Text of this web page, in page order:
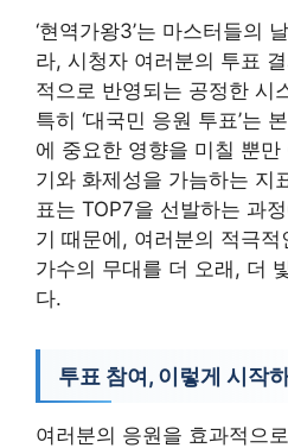
‘현역가왕3’는 마스터들의
라, 시청자 여러분의 투표
적으로 반영되는 공정한 시
특히 ‘대국민 응원 투표’는
에 중요한 영향을 미칠 뿐
기와 화제성을 가늠하는 지
표는 TOP7을 선발하는 과
기 때문에, 여러분의 적극
가수의 무대를 더 오래, 더
다.
투표 참여, 이렇게 시작
여러분의 응원을 효과적으